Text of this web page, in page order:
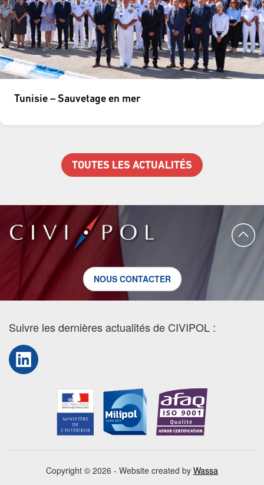
Tunisie – Sauvetage en mer
TOUTES LES ACTUALITÉS
NOUS CONTACTER
Suivre les dernières actualités de CIVIPOL :
LinkedIn
Copyright © 2026 - Website created by Wassa